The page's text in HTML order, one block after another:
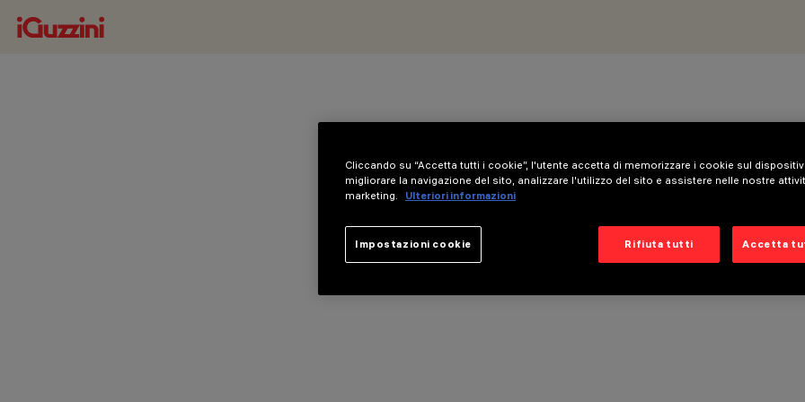
Cliccando su “Accetta tutti i cookie”, l'utente accetta di memorizzare i cookie sul
migliorare la navigazione del sito, analizzare l'utilizzo del sito e assistere nelle nostre
marketing.
Ulteriori informazioni
Rifiuta tutti Accetta
Impostazioni cookie